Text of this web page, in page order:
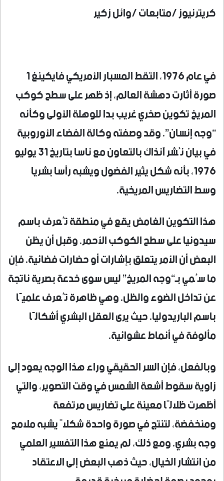
كريترنيوز /متابعات /وائل زكير
في عام 1976، التقط المسبار الأمريكي فايكينغ 1
صورة أثارت دهشة العالم، إذ ظهر على سطح كوكب
المريخ تكوين صخري غريب بدا للوهلة الأولى وكأنه
“وجه إنسان”. وقد وصفته وكالة الفضاء الأوروبية
في بيان نُشر آنذاك بالتعاون مع ناسا بتاريخ 31 يوليو
1976، بأنه شكل يثير الفضول ويشبه رأسا بشريا
وسط التضاريس المريخية.
هذا التكوين الغامض يقع في منطقة تُعرف باسم
سيدونيا على سطح الكوكب الأحمر. وقبل أن يظن
البعض أن الأمر يتعلق بإشارات أو حضارات فضائية، فإن
ما سُمي بـ“وجه المريخ” ليس سوى خدعة بصرية ناتجة
عن تداخل الضوء والظل، وهي ظاهرة تُعرف علميًا
باسم الباريدوليا، حيث يرى العقل البشري أشكالًا
مألوفة في أنماط عشوائية.
وبالفعل، فإن السر الحقيقي وراء هذا الوجه يعود إلى
زاوية سقوط أشعة الشمس في وقت التصوير، والتي
أظهرت ظلالًا معينة على تضاريس مرتفعة
ومنخفضة، لتنتج في صورة واحدة شكلاً يشبه ملامح
وجه بشري. ومع ذلك، لم يمنع هذا التفسير العلمي
من انتشار الخيال، حيث ذهب البعض إلى الاعتقاد